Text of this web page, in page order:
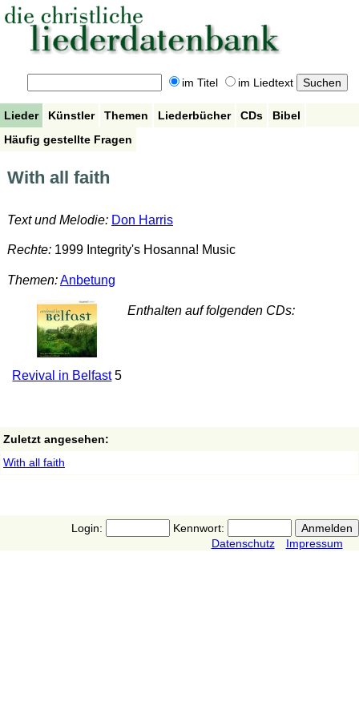
im Titel im Liedtext
Lieder Künstler Themen Liederbücher CDs
Bibel
Häufig gestellte Fragen
With all faith
Text und Melodie: Don Harris
Rechte:1999 Integrity's Hosanna! Music
Themen:Anbetung
Enthalten auf folgenden CDs:
Revival in Belfast5
Zuletzt angesehen:
With all faith
Login:
Kennwort:
Datenschutz
Impressum